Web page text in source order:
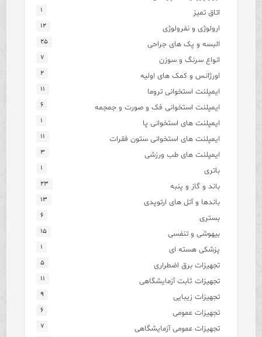
اتاق تمیز
۱
ارولوژی و نفرولوژی ۱۲
البسه و پک های جراحی ۲۵
انواع سرنگ و سوزن ۷
اورژانس و کمک های اولیه ۲
ایمپلنت استخوانی تروما ۱۱
ایمپلنت استخوانی فک و صورت و جمجمه ۶
ایمپلنت های استخوانی پا ۱
ایمپلنت های استخوانی ستون فقرات ۱۱
ایمپلنت های طب ورزشی ۳
باتری ۱
باند و گاز و پنبه ۲۳
باندها و آتل های ارتوپدی ۱۳
بستری ۶
بیهوشی و تنفسی ۱۵
پزشکی هسته ای ۱
تجهیزات برق اضطراری ۵
تجهیزات ثابت آزمایشگاهی ۱۱
تجهیزات زیبایی ۹
تجهیزات عمومی ۶
تجهیزات عمومی آزمایشگاهی ۷